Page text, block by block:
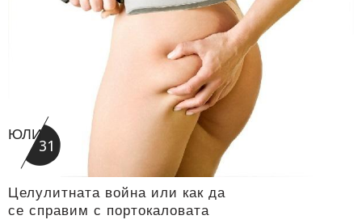
ЮЛИ
31
Целулитната война или как да
се справим с портокаловата